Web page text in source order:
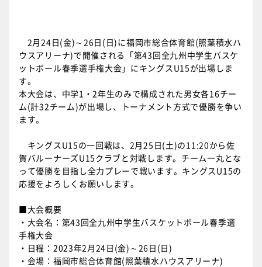
2月24日(金)～26日(日)に福岡市総合体育館(照葉積水ハ
ウスアリーナ)で開催される「第43回全九州中学生バスケ
ットボール春季選手権大会」にキングスU15が出場しま
す。
本大会は、中学1・2年生のみで構成された男女各16チー
ム(計32チーム)が出場し、トーナメント方式で優勝を争い
ます。
キングスU15の一回戦は、2月25日(土)の11:20から佐
賀バルーナーズU15クラブと対戦します。チーム一丸とな
って優勝を目指し全力プレーで戦います。キングスU15の
応援をよろしくお願いします。
■大会概要
・大会名：第43回全九州中学生バスケットボール春季選
手権大会
・日程：2023年2月24日(金)～26日(日)
・会場：福岡市総合体育館(照葉積水ハウスアリーナ)